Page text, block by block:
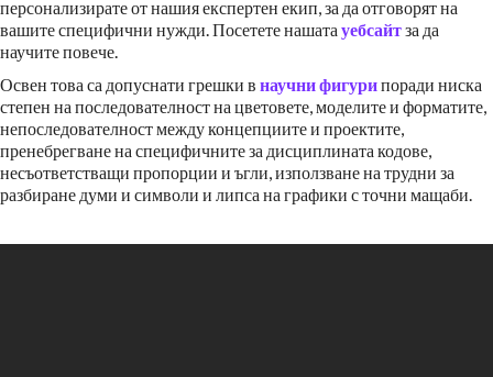
персонализирате от нашия експертен екип, за да отговорят на
вашите специфични нужди. Посетете нашата уебсайтза да
научите повече.
Освен това са допуснати грешки в научни фигурипоради ниска
степен на последователност на цветовете, моделите и форматите,
непоследователност между концепциите и проектите,
пренебрегване на специфичните за дисциплината кодове,
несъответстващи пропорции и ъгли, използване на трудни за
разбиране думи и символи и липса на графики с точни мащаби.